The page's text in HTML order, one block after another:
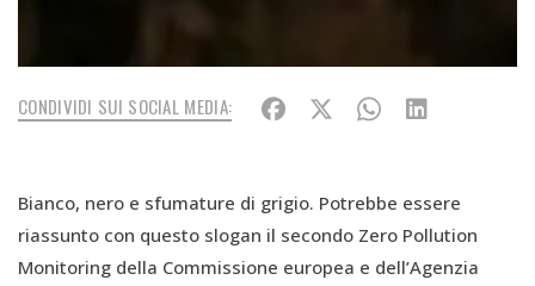
CONDIVIDI SUI SOCIAL MEDIA:
Bianco, nero e sfumature di grigio. Potrebbe essere
riassunto con questo slogan il secondo Zero Pollution
Monitoring della Commissione europea e dell’Agenzia